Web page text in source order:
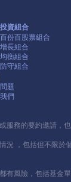
資組合
份百股票組合
長組合
衡組合
守組合
題
們
務的要約邀請，
，包括但不限
風險，包括基